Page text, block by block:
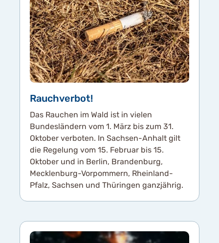
Rauchverbot!
Das Rauchen im Wald ist in vielen
Bundesländern vom 1. März bis zum 31.
Oktober verboten. In Sachsen-Anhalt gilt
die Regelung vom 15. Februar bis 15.
Oktober und in Berlin, Brandenburg,
Mecklenburg-Vorpommern, Rheinland-
Pfalz, Sachsen und Thüringen ganzjährig.